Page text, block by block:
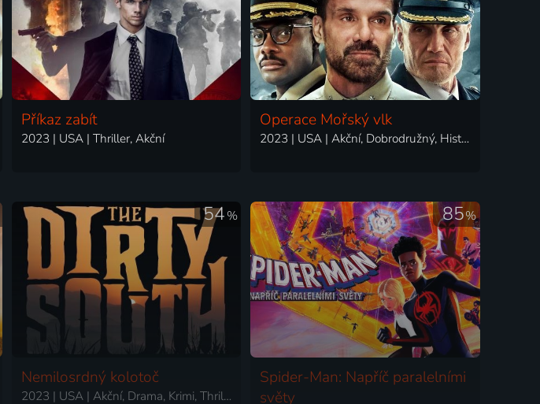
Příkaz zabít
2023 | USA | Thriller, Akční
Operace Mořský vlk
2023 | USA | Akční, Dobrodružný, Historický, Mysteriózní, Thriller, Válečný
54%
Nemilosrdný kolotoč
2023 | USA | Akční, Drama, Krimi, Thriller
85%
Spider-Man: Napříč paralelními
světy